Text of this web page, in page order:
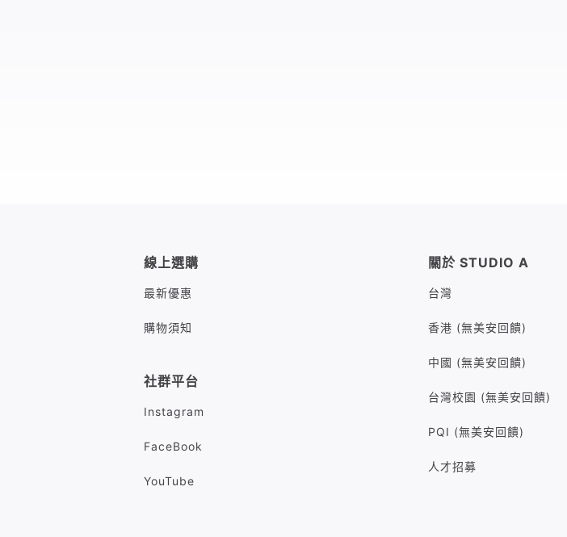
線上選購
最新優惠
購物須知
社群平台
Instagram
FaceBook
YouTube
關於 STUDIO A
台灣
香港 (無美安回饋)
中國 (無美安回饋)
台灣校園 (無美安回饋)
PQI (無美安回饋)
人才招募